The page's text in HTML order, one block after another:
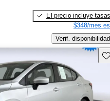
El precio incluye tasas
$348/mes
Verif. disponibilidad